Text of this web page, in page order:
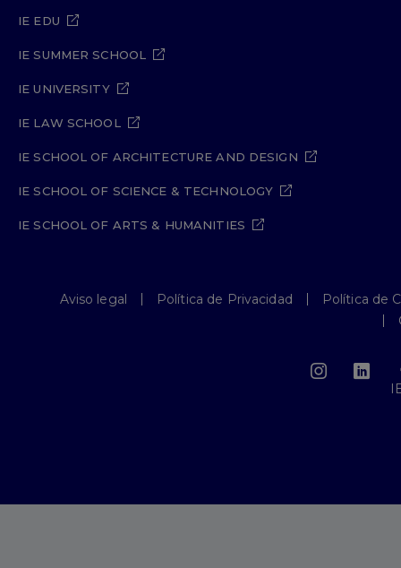
IE EDU
IE SUMMER SCHOOL
IE UNIVERSITY
IE LAW SCHOOL
IE SCHOOL OF ARCHITECTURE AND DESIGN
IE SCHOOL OF SCIENCE & TECHNOLOGY
IE SCHOOL OF ARTS & HUMANITIES
Aviso legal Política de Privacidad
Política de